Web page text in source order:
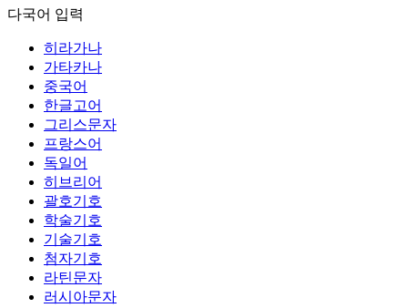
다국어 입력
히라가나
가타카나
중국어
한글고어
그리스문자
프랑스어
독일어
히브리어
괄호기호
학술기호
기술기호
첨자기호
라틴문자
러시아문자